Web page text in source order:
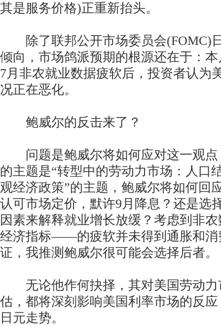
其是服务价格)正重新抬头。
除了联邦公开市场委员会(FOMC)
倾向，市场鸽派预期的根源还在于：
7月非农就业数据疲软后，投资者认为
况正在恶化。
鲍威尔的反击来了？
问题是鲍威尔将如何应对这一观点
的主题是“转型中的劳动力市场：人口
观经济政策”的主题，鲍威尔将如何回
认可市场定价，默许9月降息？还是选
因素来解释就业增长放缓？考虑到非
经济指标——的疲软并未得到通胀和消
证，我推测鲍威尔很可能会选择后者。
无论他作何抉择，其对美国劳动力
估，都将深刻影响美国利率市场的反
日元走势。